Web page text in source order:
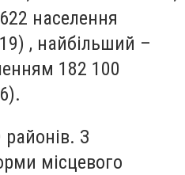
населення
, найбільший –
182 100
районів. З
місцевого